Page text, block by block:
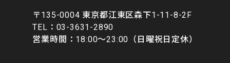
〒135-0004 東京都江東区森下1-11-8-2F
​TEL：03-3631-2890
営業時間：18:00〜23:00（日曜祝日定休）